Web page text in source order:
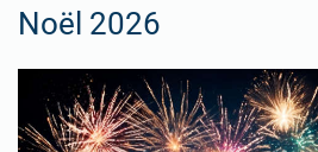
Noël 2026